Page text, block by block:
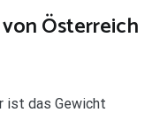
Österreich
ist das Gewicht